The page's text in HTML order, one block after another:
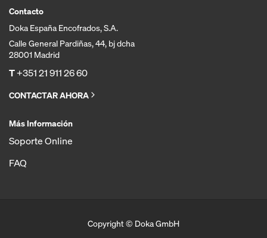
Contacto
Doka España Encofrados, S.A.
Calle General Pardiñas, 44, bj dcha
28001 Madrid
T+351 21 911 26 60
CONTACTAR AHORA
Más Información
Soporte Online
FAQ
Copyright © Doka GmbH